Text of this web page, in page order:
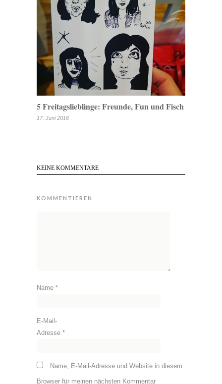
5 Freitagslieblinge: Freunde, Fun und Fisch
17. Juni 2016
KEINE KOMMENTARE
KOMMENTIEREN
Name *
E-Mail-
Adresse *
Name, E-Mail-Adresse und Website in diesem
Browser für meinen nächsten Kommentar